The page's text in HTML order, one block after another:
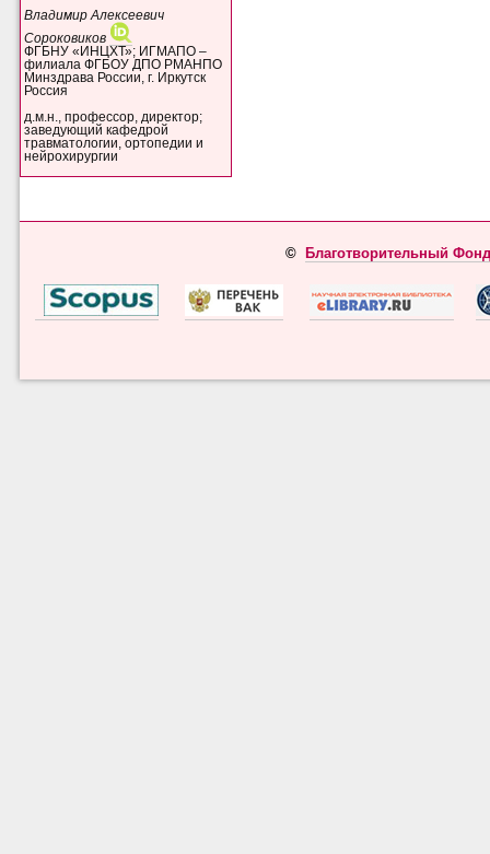
Владимир Алексеевич
Сороковиков
ФГБНУ «ИНЦХТ»; ИГМАПО –
филиала ФГБОУ ДПО РМАНПО
Минздрава России, г. Иркутск
Россия
д.м.н., профессор, директор;
заведующий кафедрой
травматологии, ортопедии и
нейрохирургии
© Благотворительный